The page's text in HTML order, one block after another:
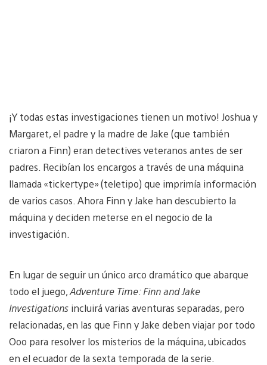
¡Y todas estas investigaciones tienen un motivo! Joshua y
Margaret, el padre y la madre de Jake (que también
criaron a Finn) eran detectives veteranos antes de ser
padres. Recibían los encargos a través de una máquina
llamada «tickertype» (teletipo) que imprimía información
de varios casos. Ahora Finn y Jake han descubierto la
máquina y deciden meterse en el negocio de la
investigación.
En lugar de seguir un único arco dramático que abarque
todo el juego,Adventure Time: Finn and Jake
Investigations incluirá varias aventuras separadas, pero
relacionadas, en las que Finn y Jake deben viajar por todo
Ooo para resolver los misterios de la máquina, ubicados
en el ecuador de la sexta temporada de la serie.